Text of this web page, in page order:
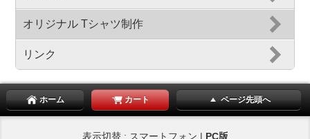
オリジナル Tシャツ制作
リンク
ホーム カート ページ先頭へ
表示切替 : スマートフォン | PC版